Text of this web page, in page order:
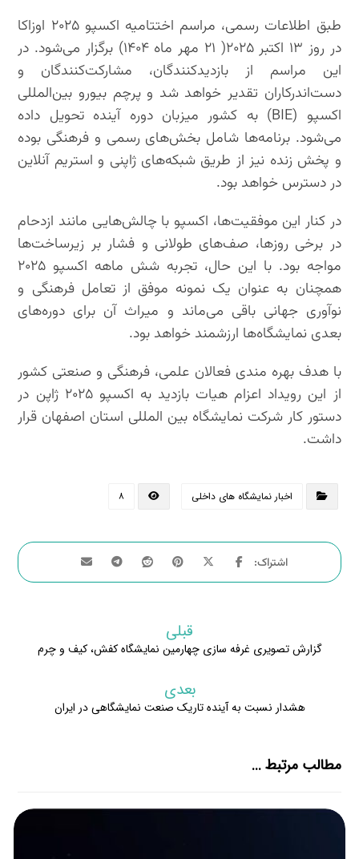
طبق اطلاعات رسمی، مراسم اختتامیه اکسپو ۲۰۲۵ اوزاکا
در روز ۱۳ اکتبر ۲۰۲۵( ۲۱ مهر ماه ۱۴۰۴) برگزار می‌شود. در
این مراسم از بازدیدکنندگان، مشارکت‌کنندگان و
دست‌اندرکاران تقدیر خواهد شد و پرچم بیورو بین‌المللی
اکسپو (BIE) به کشور میزبان دوره آینده تحویل داده
می‌شود. برنامه‌ها شامل بخش‌های رسمی و فرهنگی بوده
و پخش زنده نیز از طریق شبکه‌های ژاپنی و استریم آنلاین
در دسترس خواهد بود.
در کنار این موفقیت‌ها، اکسپو با چالش‌هایی مانند ازدحام
در برخی روزها، صف‌های طولانی و فشار بر زیرساخت‌ها
مواجه بود. با این حال، تجربه شش ماهه اکسپو ۲۰۲۵
همچنان به عنوان یک نمونه موفق از تعامل فرهنگی و
نوآوری جهانی باقی می‌ماند و میراث آن برای دوره‌های
بعدی نمایشگاه‌ها ارزشمند خواهد بود.
با هدف بهره مندی فعالان علمی، فرهنگی و صنعتی کشور
از این رویداد اعزام هیات بازدید به اکسپو ۲۰۲۵ ژاپن در
دستور کار شرکت نمایشگاه بین المللی استان اصفهان قرار
داشت.
اخبار نمایشگاه های داخلی ۸
قبلی
گزارش تصویری غرفه سازی چهارمین نمایشگاه کفش، کیف و چرم
بعدی
هشدار نسبت به آینده تاریک صنعت نمایشگاهی در ایران
مطالب مرتبط ...